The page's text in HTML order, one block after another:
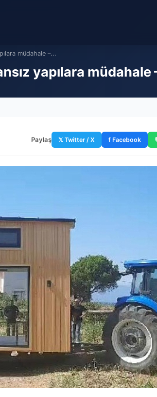
müdahale –...
yapılara müdahale
Paylaş 𝕏 Twitter / X f Facebook